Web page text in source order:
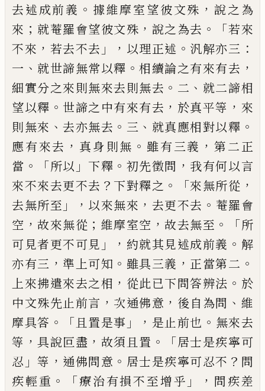
去述成前義 。 據維摩室望彼文殊 ， 說之為
來 ； 就菴羅會望彼文殊 ， 說之為去 。「若來
不來 ， 若去不去 」， 以理正述 。 汎解亦三 ：
一 、 就世諦無常以釋 。相續論之有來有去 ，
細實分之來則無來去則無去 。 二 、 就二諦相
望以釋 。 世諦之中有來有去 ， 於真平等 ， 來
則無來 、去亦無去 。 三 、 就真應相對以釋 。
應有來去 ， 真身則無 。 雖有三義 ， 第二正
當 。「所以 」 下釋 。 初先徵問 ， 我有何以言
來不來去更不去 ？ 下對釋之 。「來無所從 ，
去無所至 」， 以來無來 ， 去更不去 。 菴羅會
空 ，故來無從 ； 維摩室空 ，故去無至 。「所
可見者更不可見 」， 約就其見述成前義 。 解
亦有三 ， 準上可知 。 雖具三義 ， 正當第二 。
上來拂遣來去之相 ， 從此已下問答辨法 。 於
中文殊先止前言 ， 次通佛意 ， 後自為問 、 維
摩具答 。「 且置是事 」， 是止前也 。 無來去
等 ，具說叵盡 ， 故須且置 。「居士是疾寧可
忍 」等 ， 通佛問意 。 居士是疾寧可忍不 ？ 問
疾輕重 。「療治有損不至增乎 」， 問疾差